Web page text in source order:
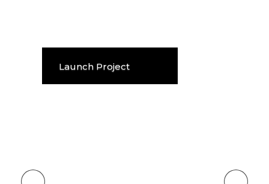
Launch Project